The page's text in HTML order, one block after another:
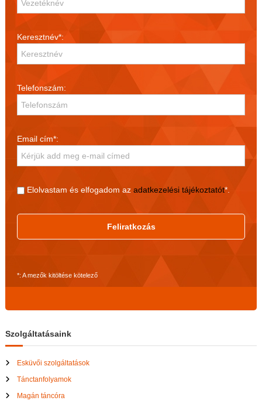
Keresztnév*:
Telefonszám:
Email cím*:
Elolvastam és elfogadom az adatkezelési tájékoztatót*.
Feliratkozás
*: A mezők kitöltése kötelező
Szolgáltatásaink
Esküvői szolgáltatások
Tánctanfolyamok
Magán táncóra